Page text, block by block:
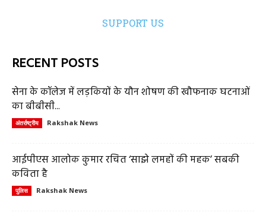
SUPPORT US
RECENT POSTS
सेना के कॉलेज में लड़कियों के यौन शोषण की खौफनाक घटनाओं
का बीबीसी...
अंतर्राष्ट्रीय Rakshak News
आईपीएस आलोक कुमार रचित ‘साझे लमहों की महक’ सबकी
कविता है
पुलिस Rakshak News